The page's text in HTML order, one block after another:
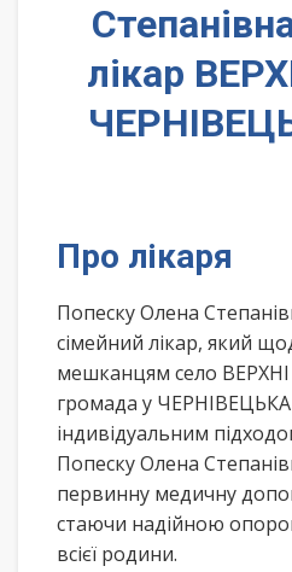
лікар
Про лікаря
Попеску Олена
сімейний лікар, який
мешканцям село
громада у ЧЕРНІВЕЦЬКА
індивідуальним
Попеску Олена
первинну медичну
стаючи надійною
всієї родини.